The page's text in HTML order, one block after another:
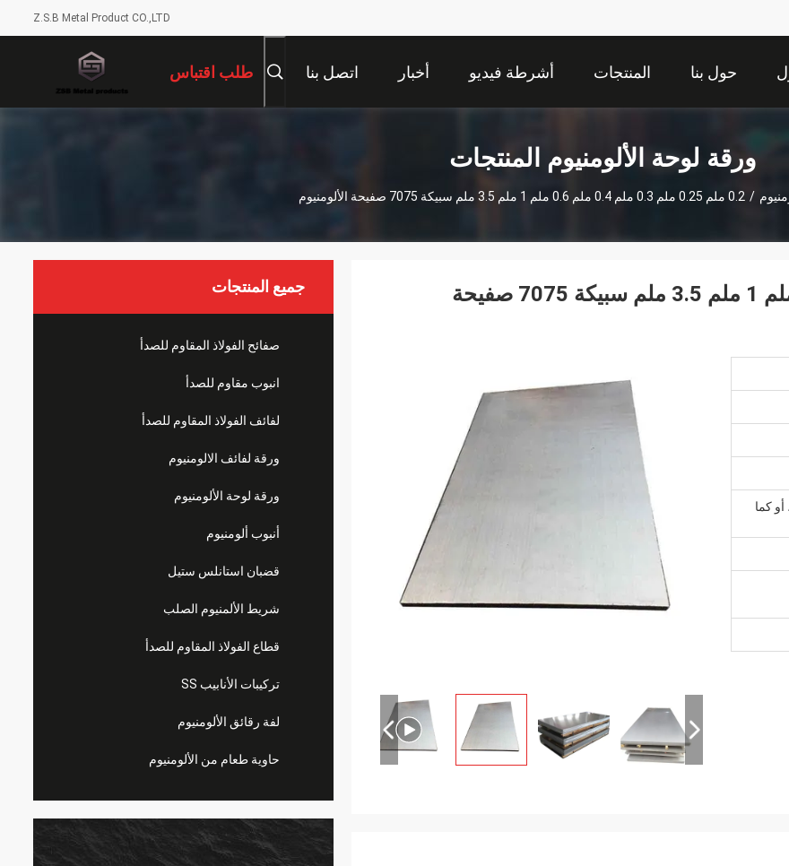
Z.S.B Metal Product CO.,LTD
حول بنا المنتجات أشرطة فيديو أخبار اتصل بنا طلب اقتباس
ورقة لوحة الألومنيوم المنتجات
/ 0.2 ملم 0.25 ملم 0.3 ملم 0.4 ملم 0.6 ملم 1 ملم 3.5 ملم سبيكة 7075 صفيحة الألومنيوم
جميع المنتجات
صفائح الفولاذ المقاوم للصدأ
انبوب مقاوم للصدأ
لفائف الفولاذ المقاوم للصدأ
ورقة لفائف الالومنيوم
ورقة لوحة الألومنيوم
أنبوب ألومنيوم
قضبان استانلس ستيل
شريط الألمنيوم الصلب
قطاع الفولاذ المقاوم للصدأ
تركيبات الأنابيب SS
لفة رقائق الألومنيوم
حاوية طعام من الألومنيوم
0.2 ملم 0.25 ملم 0.3 ملم 0.4 ملم 0.6 ملم 1 ملم 3.5 ملم سبيكة 7075 صفيحة
أو كما